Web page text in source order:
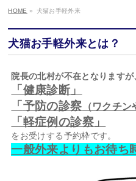
HOME » 犬猫お手軽外来
犬猫お手軽外来とは？
院長の北村が不在となりますが
「健康診断」
「 予防の診察 （ワクチン
「軽症例の診察」
をお受けする予約枠です。
一般外来よりもお待ち